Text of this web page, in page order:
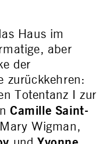
Haus im
aber
der
zurückkehren:
Totentanz I zur
Camille Saint-
Wigman,